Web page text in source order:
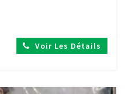
Voir Les Détails